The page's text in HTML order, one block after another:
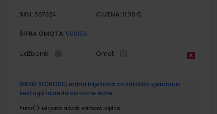
SKU: 567324 CIJENA: 11,08 €
ŠIFRA OMOTA: 500156
Udžbenik Omot
BIRAM SLOBODU; radna bilježnica za katolički vjeronauk
šestoga razreda osnovne škole
Autor(i): Mirjana Novak Barbara Sipina